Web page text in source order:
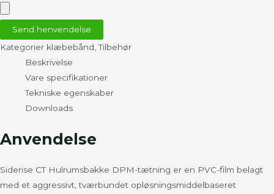
Send henvendelse
Kategorier klæbebånd,Tilbehør
Beskrivelse
Vare specifikationer
Tekniske egenskaber
Downloads
Anvendelse
Siderise CT Hulrumsbakke DPM-tætning er en PVC-film belagt
med et aggressivt, tværbundet opløsningsmiddelbaseret